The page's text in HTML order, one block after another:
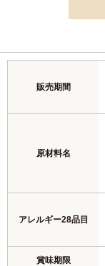
販売期間
原材料名
アレルギー28品目
賞味期限